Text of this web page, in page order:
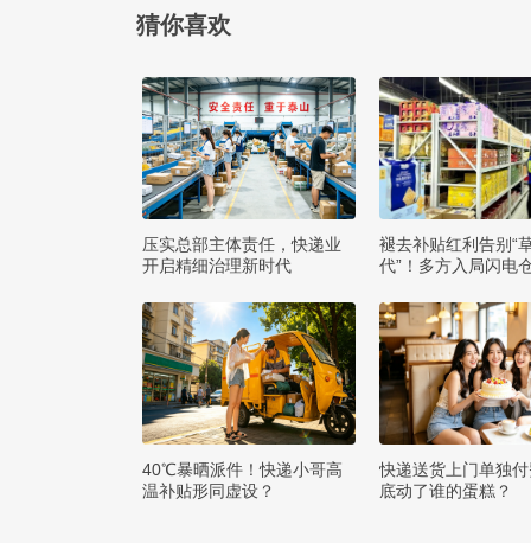
猜你喜欢
压实总部主体责任，快递业
开启精细治理新时代
褪去补贴红利告别“
代”！多方入局闪电
40℃暴晒派件！快递小哥高
温补贴形同虚设？
快递送货上门单独
底动了谁的蛋糕？